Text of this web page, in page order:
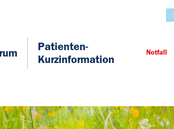
Patienten-
Kurzinformation
Notfall